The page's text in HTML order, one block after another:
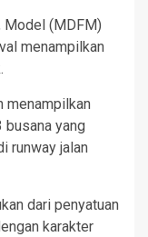
Model (MDFM)
menampilkan
menampilkan
busana yang
runway jalan
dari penyatuan
karakter